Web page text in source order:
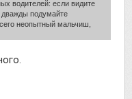
водителей: если видите
дважды подумайте
неопытный мальчиш,